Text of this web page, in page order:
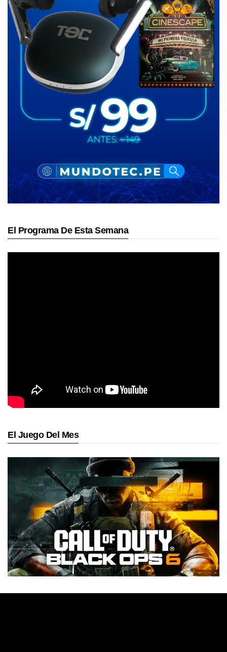
El Programa De Esta Semana
El Juego Del Mes